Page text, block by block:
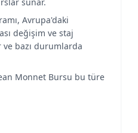
Avrupa'daki
değişim ve staj
ve bazı durumlarda
Monnet Bursu bu türe